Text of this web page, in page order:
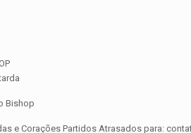
Bishop
e Corações Partidos Atrasados para: